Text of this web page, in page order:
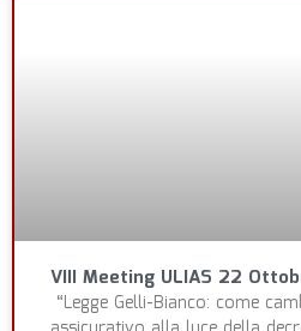
VIII Meeting ULIAS 22
“Legge Gelli-Bianco: come